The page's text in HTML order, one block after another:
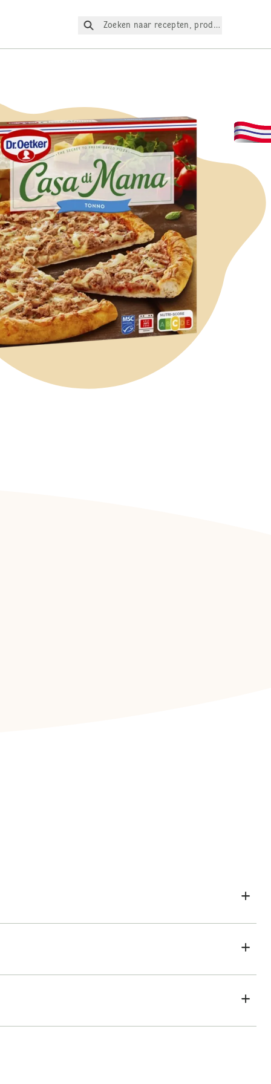
Zoeken naar recepten, producten, enz.